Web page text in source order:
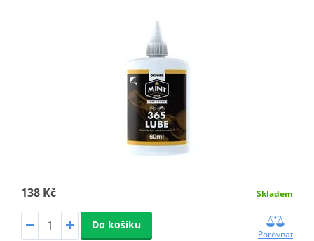
138 Kč Skladem
Do košíku
Porovnat